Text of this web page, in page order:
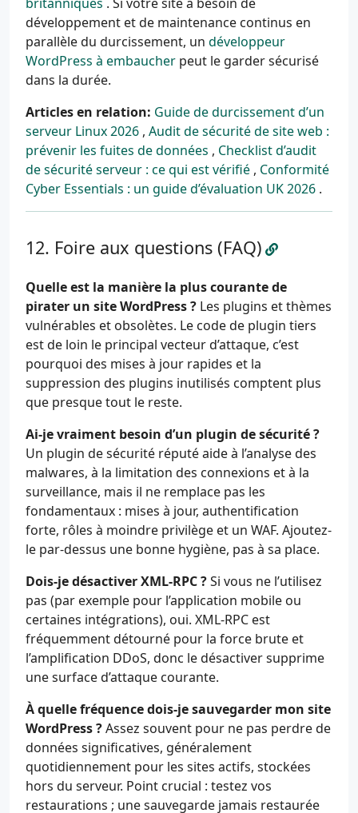
développement et de maintenance continus en
parallèle du durcissement, un développeur
WordPress à embaucher peut le garder sécurisé
dans la durée.
Articles en relation: Guide de durcissement d’un
serveur Linux 2026 , Audit de sécurité de site web :
prévenir les fuites de données , Checklist d’audit
de sécurité serveur : ce qui est vérifié , Conformité
Cyber Essentials : un guide d’évaluation UK 2026 .
Foire aux questions (FAQ)
Quelle est la manière la plus courante de
pirater un site WordPress ? Les plugins et thèmes
vulnérables et obsolètes. Le code de plugin tiers
est de loin le principal vecteur d’attaque, c’est
pourquoi des mises à jour rapides et la
suppression des plugins inutilisés comptent plus
que presque tout le reste.
Ai-je vraiment besoin d’un plugin de sécurité ?
Un plugin de sécurité réputé aide à l’analyse des
malwares, à la limitation des connexions et à la
surveillance, mais il ne remplace pas les
fondamentaux : mises à jour, authentification
forte, rôles à moindre privilège et un WAF. Ajoutez-
le par-dessus une bonne hygiène, pas à sa place.
Dois-je désactiver XML-RPC ?Si vous ne l’utilisez
pas (par exemple pour l’application mobile ou
certaines intégrations), oui. XML-RPC est
fréquemment détourné pour la force brute et
l’amplification DDoS, donc le désactiver supprime
une surface d’attaque courante.
À quelle fréquence dois-je sauvegarder mon site
WordPress ?Assez souvent pour ne pas perdre de
données significatives, généralement
quotidiennement pour les sites actifs, stockées
hors du serveur. Point crucial : testez vos
restaurations ; une sauvegarde jamais restaurée